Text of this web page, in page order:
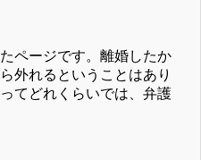
ページです。離婚したか
外れるということはあり
てどれくらいでは、弁護